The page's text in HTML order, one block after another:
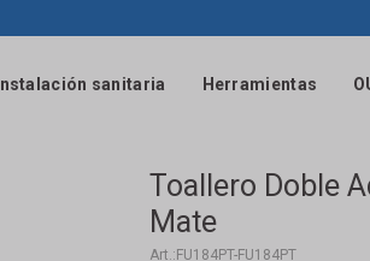
Instalación sanitaria Herramientas
Toallero Doble
Mate
FU184PT-FU184PT